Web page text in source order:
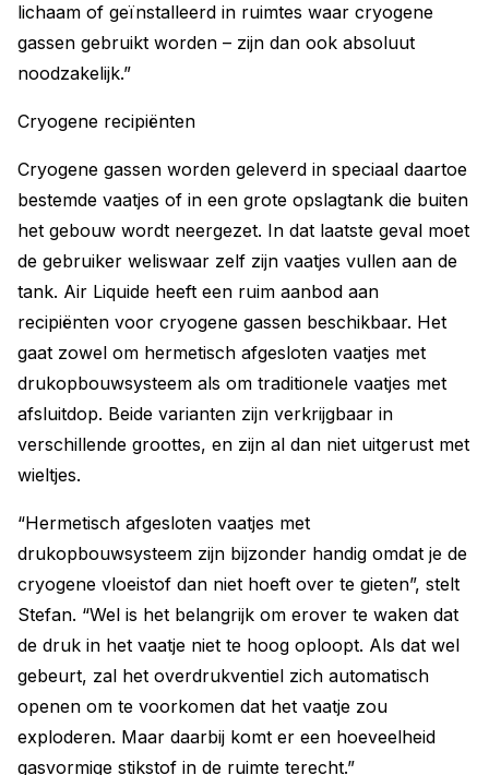
lichaam of geïnstalleerd in ruimtes waar cryogene
gassen gebruikt worden – zijn dan ook absoluut
noodzakelijk.”
Cryogene recipiënten
Cryogene gassen worden geleverd in speciaal daartoe
bestemde vaatjes of in een grote opslagtank die buiten
het gebouw wordt neergezet. In dat laatste geval moet
de gebruiker weliswaar zelf zijn vaatjes vullen aan de
tank. Air Liquide heeft een ruim aanbod aan
recipiënten voor cryogene gassen beschikbaar. Het
gaat zowel om hermetisch afgesloten vaatjes met
drukopbouwsysteem als om traditionele vaatjes met
afsluitdop. Beide varianten zijn verkrijgbaar in
verschillende groottes, en zijn al dan niet uitgerust met
wieltjes.
“Hermetisch afgesloten vaatjes met
drukopbouwsysteem zijn bijzonder handig omdat je de
cryogene vloeistof dan niet hoeft over te gieten”, stelt
Stefan. “Wel is het belangrijk om erover te waken dat
de druk in het vaatje niet te hoog oploopt. Als dat wel
gebeurt, zal het overdrukventiel zich automatisch
openen om te voorkomen dat het vaatje zou
exploderen. Maar daarbij komt er een hoeveelheid
gasvormige stikstof in de ruimte terecht.”